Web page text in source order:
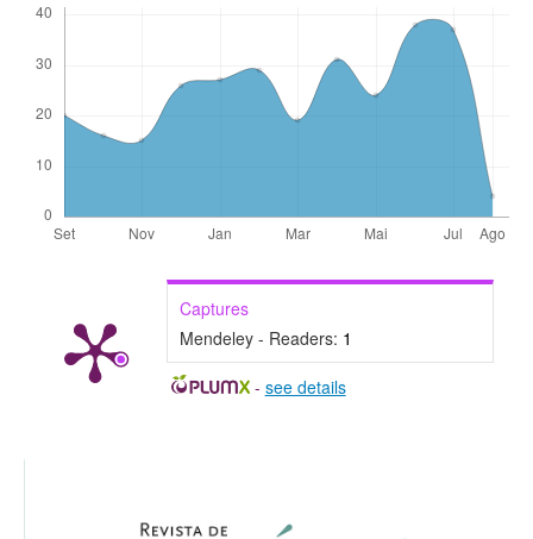
Captures
Mendeley - Readers: 1
- see details